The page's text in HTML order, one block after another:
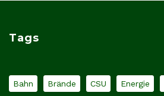
Tags
Bahn Brände CSU Energie